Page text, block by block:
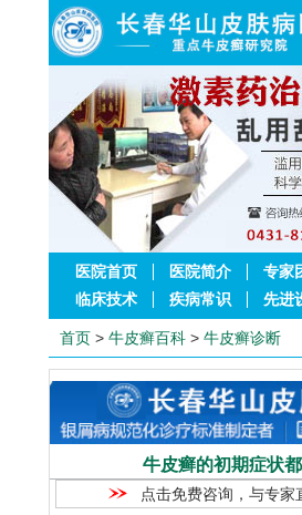
医院首页 医院简介 专家
临床技术
疾病常识 先进
首页 > 牛皮癣百科 > 牛皮癣诊断
牛皮癣的初期症状
点击免费咨询，与专家